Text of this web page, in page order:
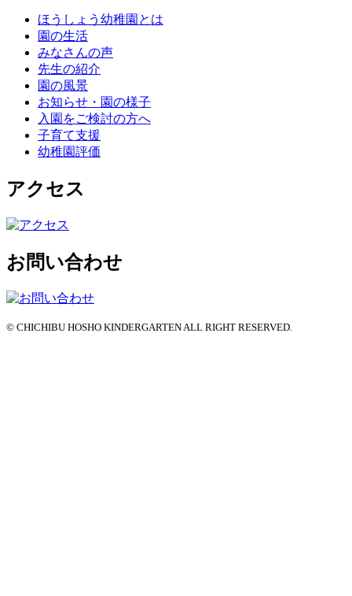
ほうしょう幼稚園とは
園の生活
みなさんの声
先生の紹介
園の風景
お知らせ・園の様子
入園をご検討の方へ
子育て支援
幼稚園評価
アクセス
お問い合わせ
© CHICHIBU HOSHO KINDERGARTEN ALL RIGHT RESERVED.